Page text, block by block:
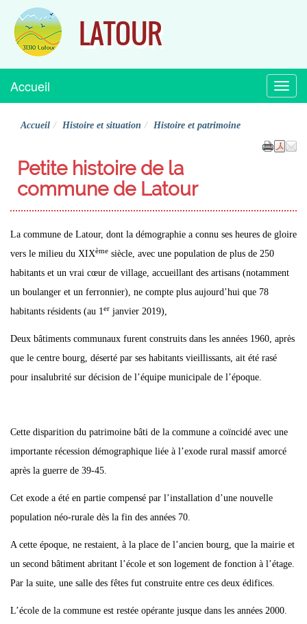
LATOUR
Menu
Accueil
Accueil Histoire et situation Histoire et patrimoine
Petite histoire de la
commune de Latour
La commune de Latour, dont la démographie a connu ses heures de gloire
vers le milieu du XIXème siècle, avec une population de plus de 250
habitants et un vrai cœur de village, accueillant des artisans (notamment
un boulanger et un ferronnier), ne compte plus aujourd’hui que 78
habitants résidents (au 1er janvier 2019),
Deux bâtiments communaux furent construits dans les années 1960, après
que le centre bourg, déserté par ses habitants vieillissants, ait été rasé
pour insalubrité sur décision de l’équipe municipale de l’époque.
Cette disparition du patrimoine bâti de la commune a coïncidé avec une
importante récession démographique liée à l’exode rural massif amorcé
après la guerre de 39-45.
Cet exode a été en partie compensé par l’installation d’une nouvelle
population néo-rurale dès la fin des années 70.
A cette époque, ne restaient, à la place de l’ancien bourg, que la mairie et
un second bâtiment abritant l’école et son logement de fonction à l’étage.
Par la suite, une salle des fêtes fut construite entre ces deux édifices.
L’école de la commune est restée opérante jusque dans les années 2000.